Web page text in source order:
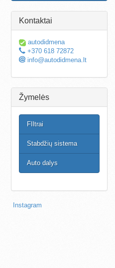
Kontaktai
autodidmena
+370 618 72872
info@autodidmena.lt
Žymelės
FIltrai
Stabdžių sistema
Auto dalys
Instagram